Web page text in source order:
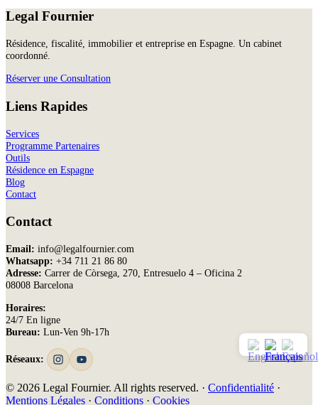
Legal Fournier
Résidence, fiscalité, immobilier et entreprise en Espagne. Un cabinet
coordonné.
Réserver une Consultation
Liens Rapides
Services
Programme Partenaires
Outils
Résidence en Espagne
Blog
Contact
Contact
Email: info@legalfournier.com
Whatsapp: +34 711 21 86 80
Adresse: Carrer de Còrsega, 270, Entresuelo 4 – Oficina 2
08008 Barcelona
Horaires:
24/7 En ligne
Bureau: Lun-Ven 9h-17h
Réseaux:
© 2026 Legal Fournier. All rights reserved. · Confidentialité ·
Mentions Légales · Conditions · Cookies